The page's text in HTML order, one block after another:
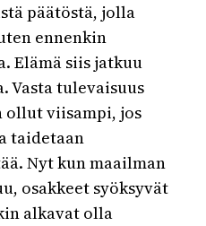
päätöstä, jolla
ennenkin
Elämä siis jatkuu
Vasta tulevaisuus
ollut viisampi, jos
taidetaan
Nyt kun maailman
osakkeet syöksyvät
alkavat olla